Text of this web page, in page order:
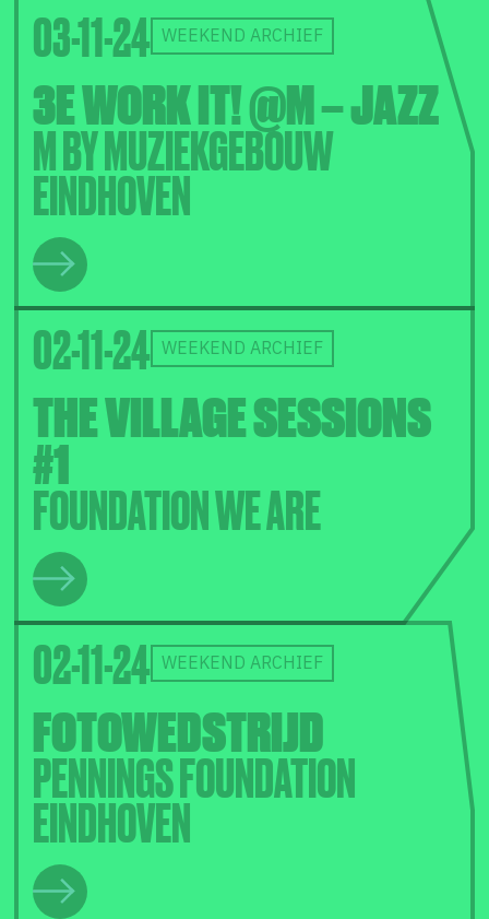
03-11-24 WEEKEND ARCHIEF
3E WORK IT! @M – JAZZ
M BY MUZIEKGEBOUW
EINDHOVEN
02-11-24 WEEKEND ARCHIEF
THE VILLAGE SESSIONS
#1
FOUNDATION WE ARE
02-11-24 WEEKEND ARCHIEF
FOTOWEDSTRIJD
PENNINGS FOUNDATION
EINDHOVEN